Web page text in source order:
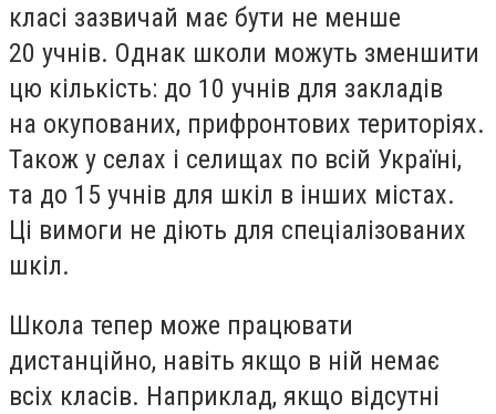
класі зазвичай має бути не менше
20 учнів. Однак школи можуть зменшити
цю кількість: до 10 учнів для закладів
на окупованих, прифронтових територіях.
Також у селах і селищах по всій Україні,
та до 15 учнів для шкіл в інших містах.
Ці вимоги не діють для спеціалізованих
шкіл.
Школа тепер може працювати
дистанційно, навіть якщо в ній немає
всіх класів. Наприклад, якщо відсутні